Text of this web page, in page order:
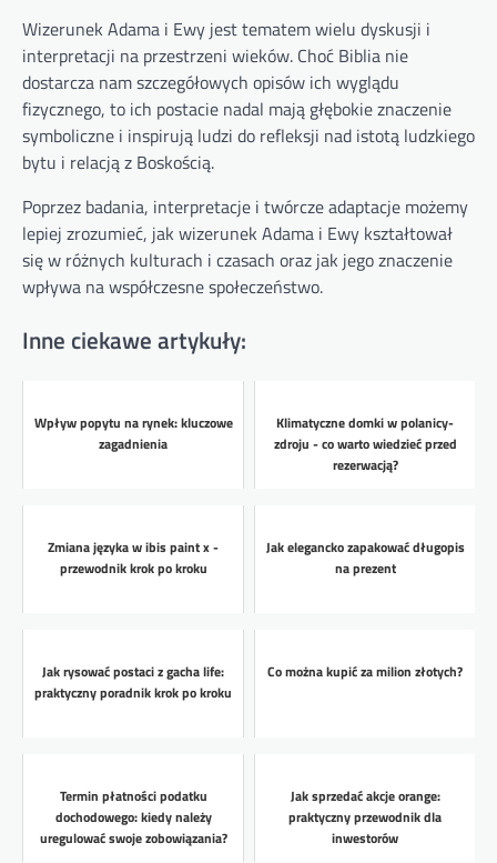
Wizerunek Adama i Ewy jest tematem wielu dyskusji i
interpretacji na przestrzeni wieków. Choć Biblia nie
dostarcza nam szczegółowych opisów ich wyglądu
fizycznego, to ich postacie nadal mają głębokie znaczenie
symboliczne i inspirują ludzi do refleksji nad istotą ludzkiego
bytu i relacją z Boskością.
Poprzez badania, interpretacje i twórcze adaptacje możemy
lepiej zrozumieć, jak wizerunek Adama i Ewy kształtował
się w różnych kulturach i czasach oraz jak jego znaczenie
wpływa na współczesne społeczeństwo.
Inne ciekawe artykuły:
Wpływ popytu na rynek: kluczowe
zagadnienia
Klimatyczne domki w polanicy-
zdroju - co warto wiedzieć przed
rezerwacją?
Zmiana języka w ibis paint x -
przewodnik krok po kroku
Jak elegancko zapakować długopis
na prezent
Jak rysować postaci z gacha life:
praktyczny poradnik krok po kroku
Co można kupić za milion złotych?
Termin płatności podatku
dochodowego: kiedy należy
uregulować swoje zobowiązania?
Jak sprzedać akcje orange:
praktyczny przewodnik dla
inwestorów